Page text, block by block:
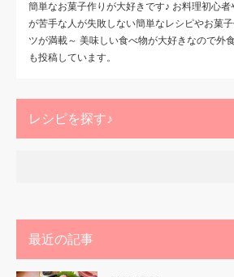
簡単なお菓子作りが大好きです♪ お料理初心者
が苦手な人が失敗しない簡単なレシピやお菓
ツが満載～ 美味しい食べ物が大好きなので外
も投稿しています。
レシピを探す♪
最近の記事